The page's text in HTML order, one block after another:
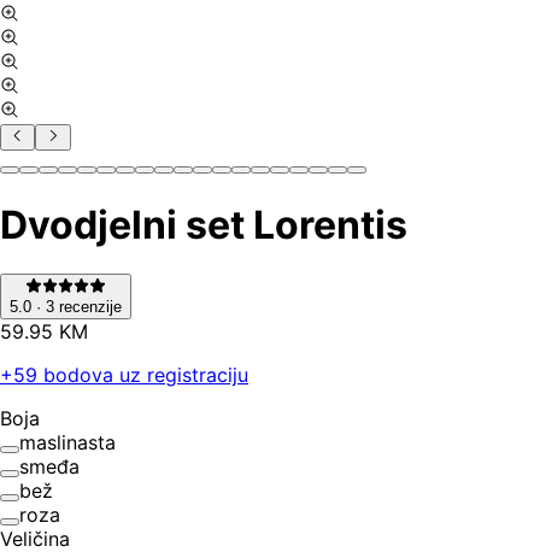
Dvodjelni set Lorentis
5.0 · 3 recenzije
59.95 KM
+59 bodova uz registraciju
Boja
maslinasta
smeđa
bež
roza
Veličina